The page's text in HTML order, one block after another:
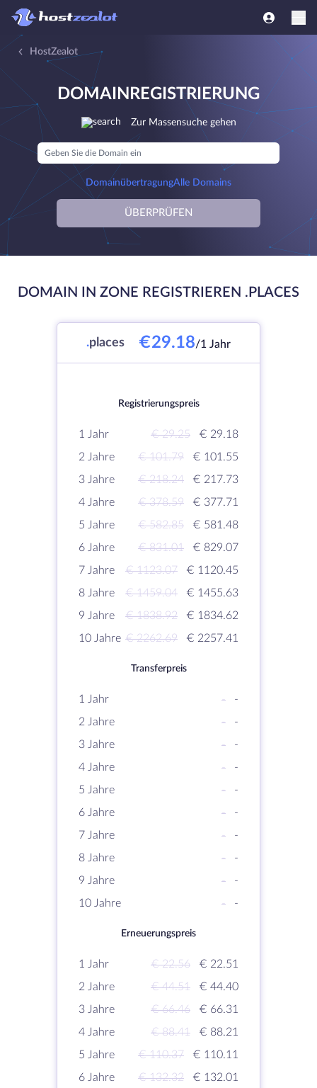
HostZealot
DOMAINREGISTRIERUNG
Zur Massensuche gehen
DomainübertragungAlle Domains
ÜBERPRÜFEN
DOMAIN IN ZONE REGISTRIEREN .PLACES
.places €29.18/1 Jahr
Registrierungspreis
1 Jahr € 29.25
€ 29.18
2 Jahre
€ 101.79
€ 101.55
3 Jahre
€ 218.24
€ 217.73
4 Jahre
€ 378.59
€ 377.71
5 Jahre
€ 582.85
€ 581.48
6 Jahre
€ 831.01
€ 829.07
7 Jahre
€ 1123.07
€ 1120.45
8 Jahre
€ 1459.04
€ 1455.63
9 Jahre
€ 1838.92
€ 1834.62
10 Jahre € 2262.69 € 2257.41
Transferpreis
1 Jahr -
-
2 Jahre
-
-
3 Jahre
-
-
4 Jahre
-
-
5 Jahre
-
-
6 Jahre
-
-
7 Jahre
-
-
8 Jahre
-
-
9 Jahre
-
-
10 Jahre
- -
Erneuerungspreis
1 Jahr € 22.56
€ 22.51
2 Jahre
€ 44.51
€ 44.40
3 Jahre
€ 66.46
€ 66.31
4 Jahre
€ 88.41
€ 88.21
5 Jahre
€ 110.37
€ 110.11
6 Jahre
€ 132.32
€ 132.01